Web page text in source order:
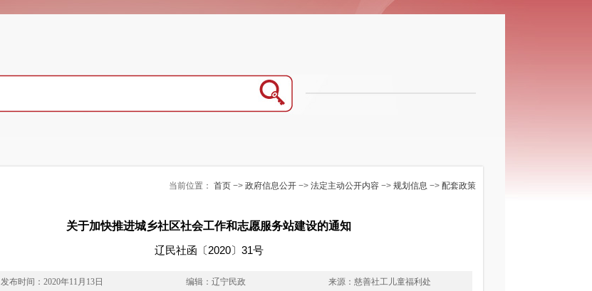
当前位置： 首页 −> 政府信息公开 −> 法定主动公开内容 −> 规划信息 −> 配套政策
关于加快推进城乡社区社会工作和志愿服务站建设的通知
辽民社函〔2020〕31号
发布时间：2020年11月13日 编辑：辽宁民政 来源：慈善社工儿童福利处